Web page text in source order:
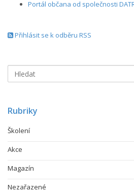
Portál občana od společnosti
Přihlásit se k odběru RSS
Rubriky
Školení
Akce
Magazín
Nezařazené